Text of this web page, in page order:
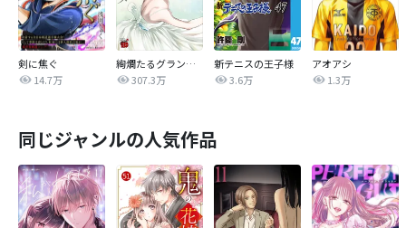
剣に焦ぐ
14.7万
絢爛たるグランドセーヌ
307.3万
新テニスの王子様
3.6万
アオアシ
1.3万
同じジャンルの人気作品